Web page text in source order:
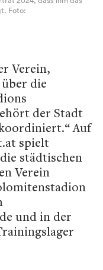
Foto:
Verein,
die
der Stadt
Auf
spielt
städtischen
Verein
und in der